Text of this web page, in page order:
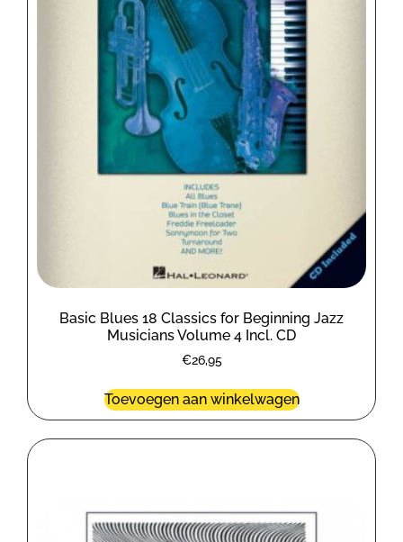
Basic Blues 18 Classics for Beginning Jazz
Musicians Volume 4 Incl. CD
€26,95
Toevoegen aan winkelwagen